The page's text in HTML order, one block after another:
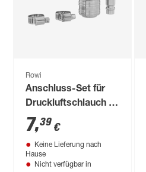
Rowi
Anschluss-Set für
Druckluftschlauch 9
mm, 4-teilig
7,39 €
Keine Lieferung nach
Hause
Nicht verfügbar in